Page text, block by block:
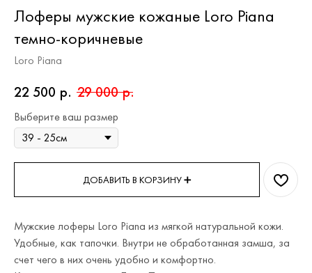
Лоферы мужские кожаные Loro Piana
темно-коричневые
Loro Piana
22 500 р. 29 000 р.
Выберите ваш размер
ДОБАВИТЬ В КОРЗИНУ ➕
Мужские лоферы Loro Piana из мягкой натуральной кожи.
Удобные, как тапочки. Внутри не обработанная замша, за
счет чего в них очень удобно и комфортно.